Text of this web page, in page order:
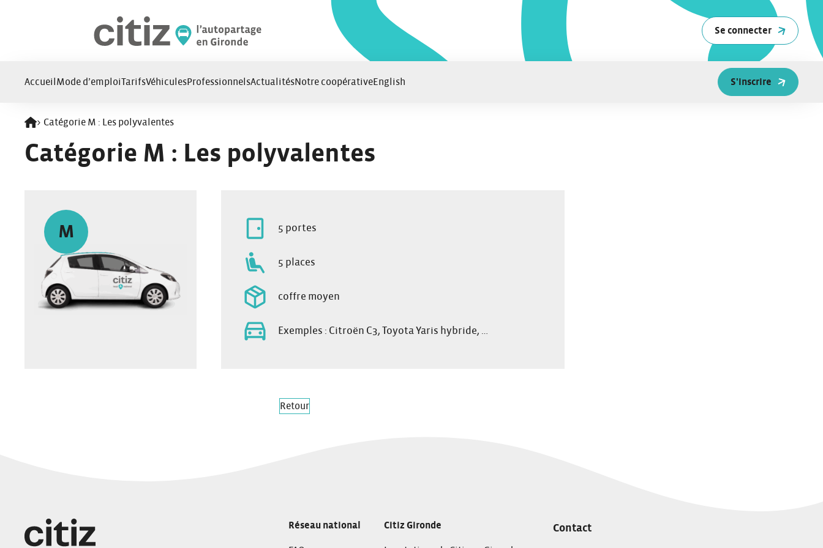
Se connecter
Accueil Mode d’emploiTarifsVéhiculesProfessionnelsActualitésNotre coopérativeEnglish S'inscrire
Retour à l'accueil
> Catégorie M : Les polyvalentes
Catégorie M : Les polyvalentes
M 5 portes
5 places
coffre moyen
Exemples : Citroën C3, Toyota Yaris hybride, …
Retour
Contact
Réseau national Citiz Gironde